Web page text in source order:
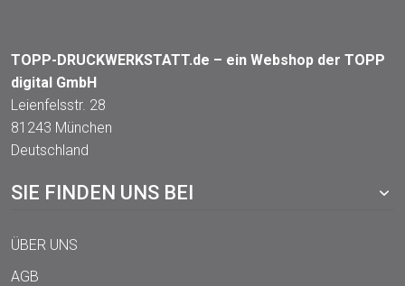
TOPP-DRUCKWERKSTATT.de – ein Webshop der TOPP
digital GmbH
Leienfelsstr. 28
81243 München
Deutschland
SIE FINDEN UNS BEI
ÜBER UNS
AGB